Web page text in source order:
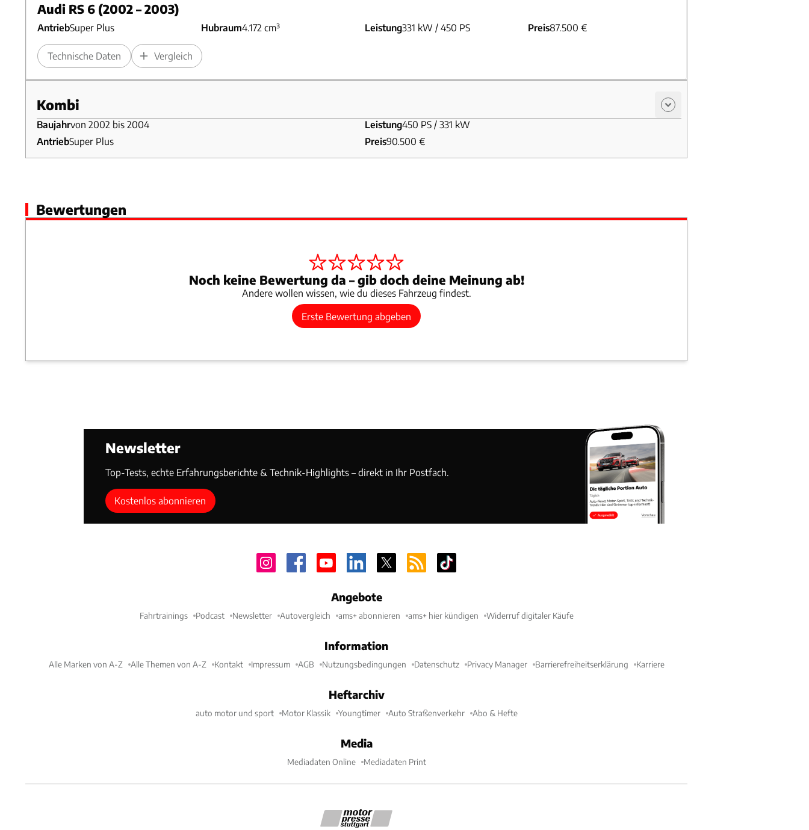
Audi RS 6 (2002 – 2003)
AntriebSuper Plus Hubraum4.172 cm³ Leistung331 kW / 450 PS Preis87.500 €
Technische Daten Vergleich
Kombi
Baujahrvon 2002 bis 2004 Leistung450 PS / 331 kW
AntriebSuper Plus Preis90.500 €
Technische Daten Vergleich
Bewertungen
Noch keine Bewertung da – gib doch deine Meinung ab!
Andere wollen wissen, wie du dieses Fahrzeug findest.
Erste Bewertung abgeben
Newsletter
Top-Tests, echte Erfahrungsberichte & Technik-Highlights – direkt in Ihr Postfach.
Kostenlos abonnieren
Angebote
Fahrtrainings Podcast Newsletter Autovergleich ams+ abonnieren ams+ hier kündigen Widerruf digitaler Käufe
Information
Alle Marken von A-Z Alle Themen von A-Z Kontakt Impressum AGB Nutzungsbedingungen Datenschutz Privacy Manager Barrierefreiheitserklärung Karriere
Heftarchiv
auto motor und sport Motor Klassik Youngtimer Auto Straßenverkehr Abo & Hefte
Media
Mediadaten Online Mediadaten Print